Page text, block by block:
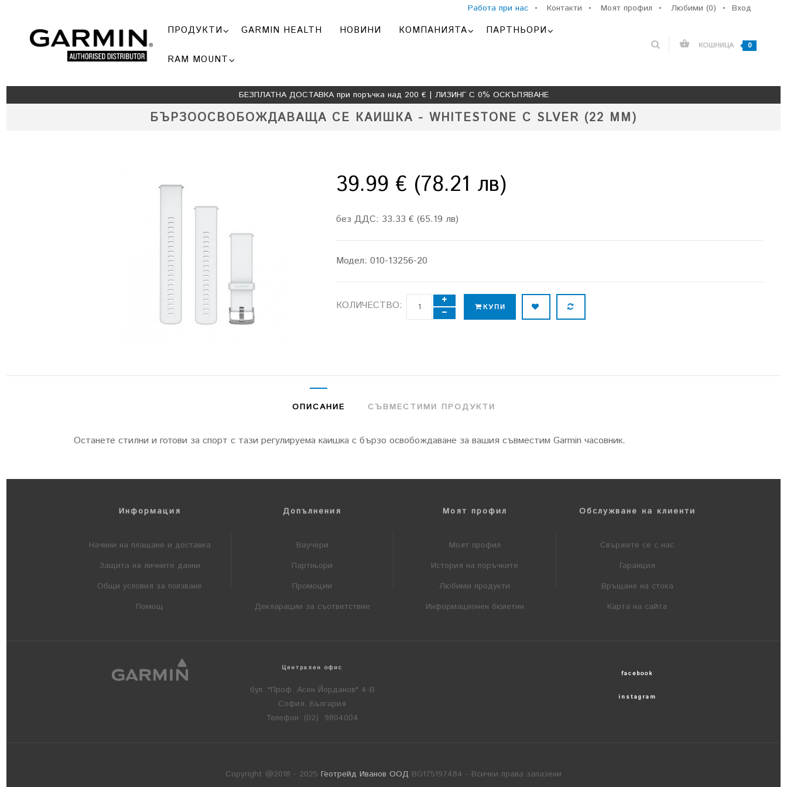
Вход
Работа при нас • Контакти • Моят профил • Любими (0) •
ПРОДУКТИ GARMIN HEALTH НОВИНИ КОМПАНИЯТА ПАРТНЬОРИ
RAM MOUNT
КОШНИЦА 0
БЕЗПЛАТНА ДОСТАВКА при поръчка над 200 € | ЛИЗИНГ С 0% ОСКЪПЯВАНЕ
БЪРЗООСВОБОЖДАВАЩА СЕ КАИШКА - WHITESTONE С SLVER (22 ММ)
39.99 € (78.21 лв)
без ДДС: 33.33 € (65.19 лв)
Модел:010-13256-20
КОЛИЧЕСТВО: КУПИ
ОПИСАНИЕ СЪВМЕСТИМИ ПРОДУКТИ
Останете стилни и готови за спорт с тази регулируема каишка с бързо освобождаване за вашия съвместим Garmin часовник.
Информация
Начини на плащане и доставка
Защита на личните данни
Общи условия за ползване
Помощ
Допълнения
Ваучери
Партньори
Промоции
Декларации за съответствие
Моят профил
Моят профил
История на поръчките
Любими продукти
Информационен бюлетин
Обслужване на клиенти
Свържете се с нас
Гаранция
Връщане на стока
Карта на сайта
Централен офис
бул. "Проф. Асен Йорданов" 4-В
София, България
Телефон: (02) 9804004
facebook
instagram
Copyright @2018 - 2025 Геотрейд Иванов ООД BG175197484 - Всички права запазени